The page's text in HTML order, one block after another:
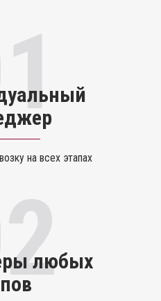
на всех этапах
любых